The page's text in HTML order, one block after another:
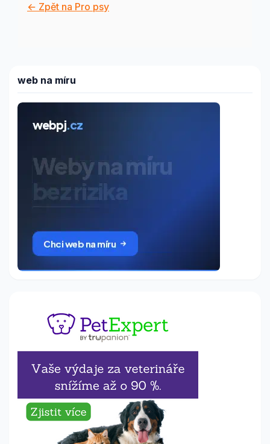
← Zpět na Pro psy
web na míru